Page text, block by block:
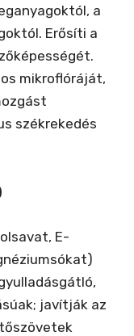
a
Erősíti a
mikroflóráját,
székrekedés
E-
javítják az